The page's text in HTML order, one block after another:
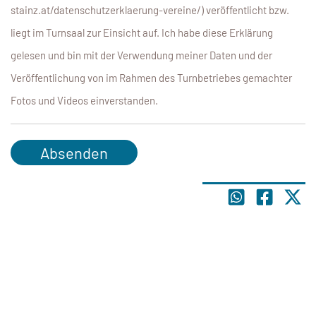
stainz.at/datenschutzerklaerung-vereine/) veröffentlicht bzw.
liegt im Turnsaal zur Einsicht auf. Ich habe diese Erklärung
gelesen und bin mit der Verwendung meiner Daten und der
Veröffentlichung von im Rahmen des Turnbetriebes gemachter
Fotos und Videos einverstanden.